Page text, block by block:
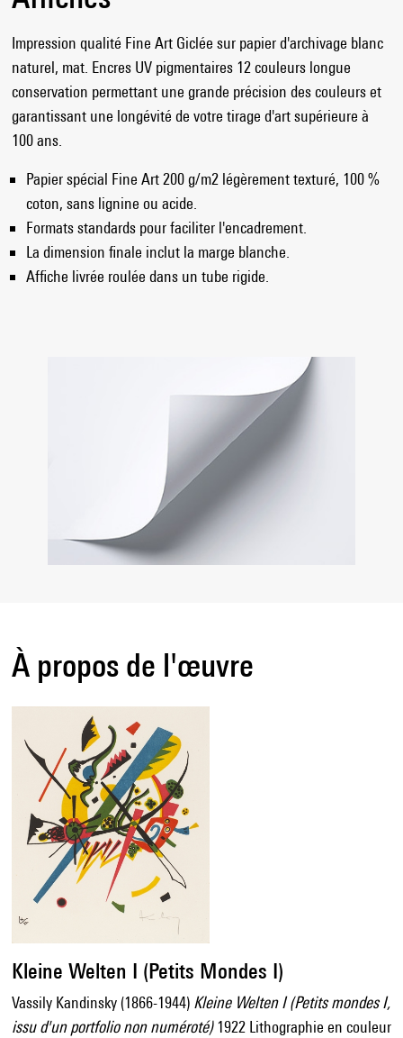
Impression qualité Fine Art Giclée sur papier d'archivage blanc
naturel, mat. Encres UV pigmentaires 12 couleurs longue
conservation permettant une grande précision des couleurs et
garantissant une longévité de votre tirage d'art supérieure à
100 ans.
Papier spécial Fine Art 200 g/m2 légèrement texturé, 100 %
coton, sans lignine ou acide.
Formats standards pour faciliter l'encadrement.
La dimension finale inclut la marge blanche.
Affiche livrée roulée dans un tube rigide.
À propos de l'œuvre
Kleine Welten I (Petits Mondes I)
Vassily Kandinsky (1866-1944) Kleine Welten I (Petits mondes I,
issu d'un portfolio non numéroté)1922 Lithographie en couleur